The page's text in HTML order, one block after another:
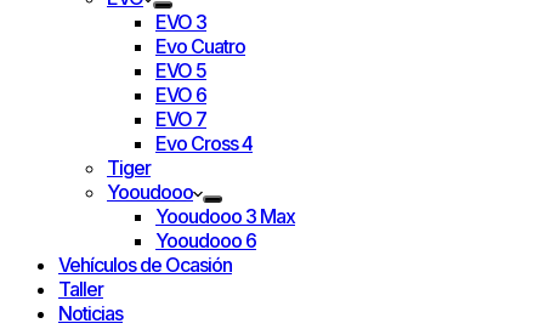
EVO 3
Evo Cuatro
EVO 5
EVO 6
EVO 7
Evo Cross 4
Tiger
Yooudooo
Yooudooo 3 Max
Yooudooo 6
Vehículos de Ocasión
Taller
Noticias